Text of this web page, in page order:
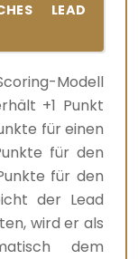
LEAD
Modell
+1 Punkt
für einen
für den
für den
der Lead
wird er als
dem